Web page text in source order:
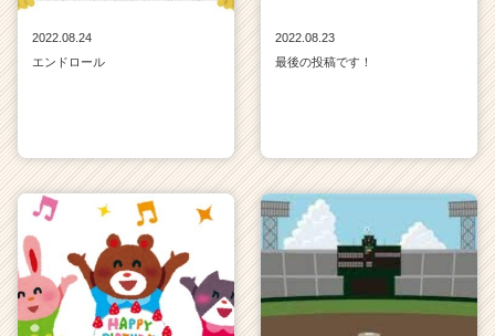
2022.08.24
エンドロール
2022.08.23
最後の投稿です！